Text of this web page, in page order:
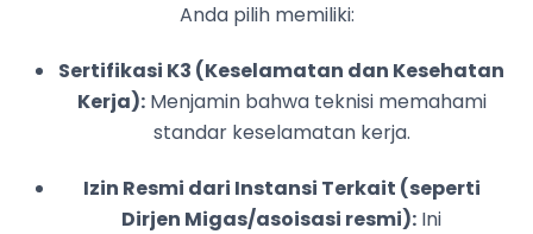
Anda pilih memiliki:
Sertifikasi K3 (Keselamatan dan Kesehatan
Kerja):Menjamin bahwa teknisi memahami
standar keselamatan kerja.
Izin Resmi dari Instansi Terkait (seperti
Dirjen Migas/asoisasi resmi): Ini